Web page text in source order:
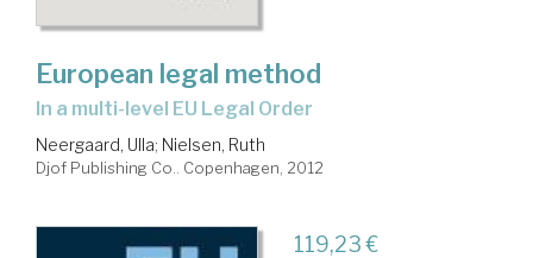
European legal method
in a multi-level EU Legal Order
Neergaard, Ulla; Nielsen, Ruth
Djof Publishing Co.. Copenhagen, 2012
119,23 €